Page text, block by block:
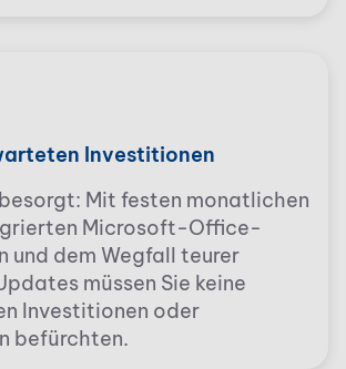
Investitionen
Mit festen monatlichen
Microsoft-Office-
und dem Wegfall teurer
müssen Sie keine
Investitionen oder
befürchten.